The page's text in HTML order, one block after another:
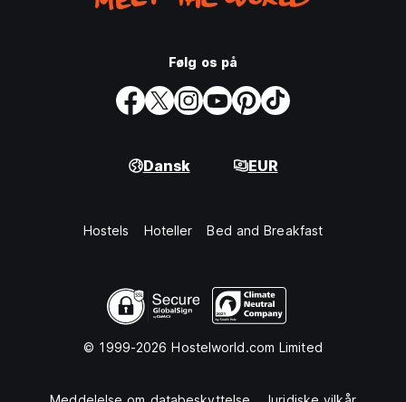
Følg os på
Dansk EUR
Hostels Hoteller Bed and Breakfast
© 1999-2026 Hostelworld.com Limited